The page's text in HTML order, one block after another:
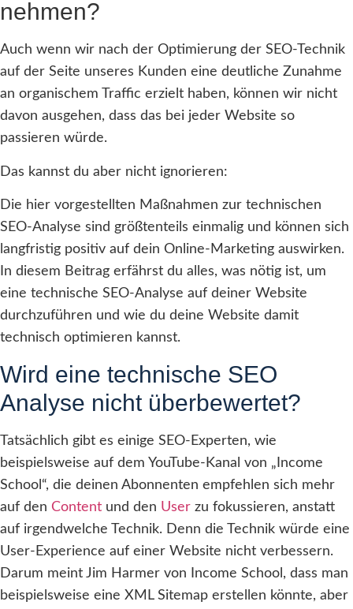
nehmen?
Auch wenn wir nach der Optimierung der SEO-Technik
auf der Seite unseres Kunden eine deutliche Zunahme
an organischem Traffic erzielt haben, können wir nicht
davon ausgehen, dass das bei jeder Website so
passieren würde.
Das kannst du aber nicht ignorieren:
Die hier vorgestellten Maßnahmen zur technischen
SEO-Analyse sind größtenteils einmalig und können sich
langfristig positiv auf dein Online-Marketing auswirken.
In diesem Beitrag erfährst du alles, was nötig ist, um
eine technische SEO-Analyse auf deiner Website
durchzuführen und wie du deine Website damit
technisch optimieren kannst.
Wird eine technische SEO
Analyse nicht überbewertet?
Tatsächlich gibt es einige SEO-Experten, wie
beispielsweise auf dem YouTube-Kanal von „Income
School“, die deinen Abonnenten empfehlen sich mehr
auf den Content und den User zu fokussieren, anstatt
auf irgendwelche Technik. Denn die Technik würde eine
User-Experience auf einer Website nicht verbessern.
Darum meint Jim Harmer von Income School, dass man
beispielsweise eine XML Sitemap erstellen könnte, aber